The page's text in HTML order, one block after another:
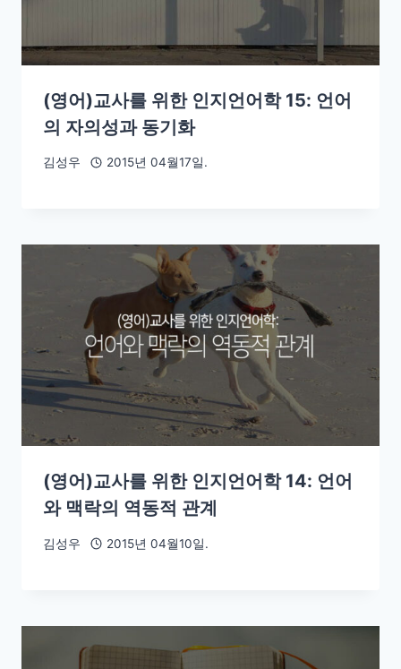
(영어)교사를 위한 인지언어학 15: 언어
의 자의성과 동기화
김성우 2015년 04월17일.
(영어)교사를 위한 인지언어학 14: 언어
와 맥락의 역동적 관계
김성우 2015년 04월10일.